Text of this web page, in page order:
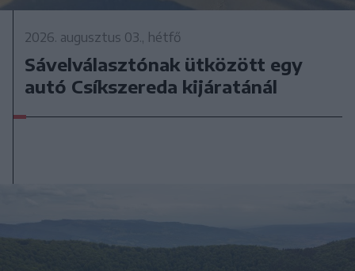
2026. augusztus 03., hétfő
Sávelválasztónak ütközött egy
autó Csíkszereda kijáratánál